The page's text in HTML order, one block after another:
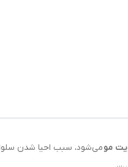
مومی‌شود، سبب احیا شدن